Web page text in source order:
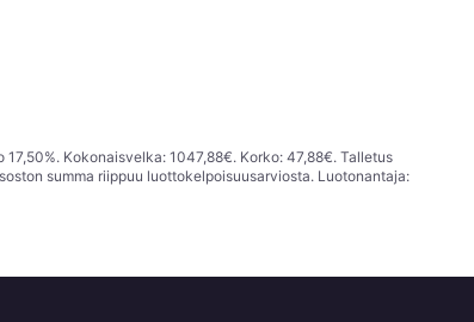
Kokonaisvelka: 1047,88€. Korko: 47,88€. Talletus
summa riippuu luottokelpoisuusarviosta. Luotonantaja: